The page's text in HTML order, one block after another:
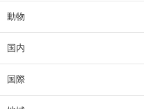
動物
国内
国際